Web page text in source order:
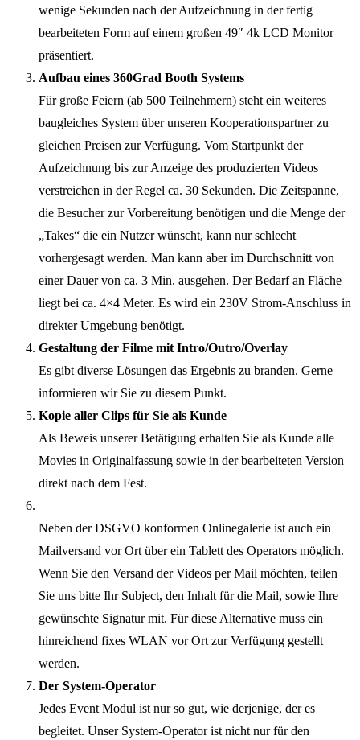
wenige Sekunden nach der Aufzeichnung in der fertig
bearbeiteten Form auf einem großen 49″ 4k LCD Monitor
präsentiert.
Aufbau eines 360Grad Booth Systems
Für große Feiern (ab 500 Teilnehmern) steht ein weiteres
baugleiches System über unseren Kooperationspartner zu
gleichen Preisen zur Verfügung. Vom Startpunkt der
Aufzeichnung bis zur Anzeige des produzierten Videos
verstreichen in der Regel ca. 30 Sekunden. Die Zeitspanne,
die Besucher zur Vorbereitung benötigen und die Menge der
„Takes“ die ein Nutzer wünscht, kann nur schlecht
vorhergesagt werden. Man kann aber im Durchschnitt von
einer Dauer von ca. 3 Min. ausgehen. Der Bedarf an Fläche
liegt bei ca. 4×4 Meter. Es wird ein 230V Strom-Anschluss in
direkter Umgebung benötigt.
Gestaltung der Filme mit Intro/Outro/Overlay
Es gibt diverse Lösungen das Ergebnis zu branden. Gerne
informieren wir Sie zu diesem Punkt.
Kopie aller Clips für Sie als Kunde
Als Beweis unserer Betätigung erhalten Sie als Kunde alle
Movies in Originalfassung sowie in der bearbeiteten Version
direkt nach dem Fest.
Neben der DSGVO konformen Onlinegalerie ist auch ein
Mailversand vor Ort über ein Tablett des Operators möglich.
Wenn Sie den Versand der Videos per Mail möchten, teilen
Sie uns bitte Ihr Subject, den Inhalt für die Mail, sowie Ihre
gewünschte Signatur mit. Für diese Alternative muss ein
hinreichend fixes WLAN vor Ort zur Verfügung gestellt
werden.
Der System-Operator
Jedes Event Modul ist nur so gut, wie derjenige, der es
begleitet. Unser System-Operator ist nicht nur für den